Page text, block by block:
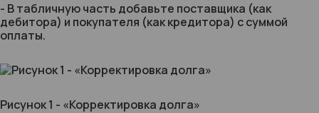
- В табличную часть добавьте поставщика (как
дебитора) и покупателя (как кредитора) с суммой
оплаты.
Рисунок 1 - «Корректировка долга»